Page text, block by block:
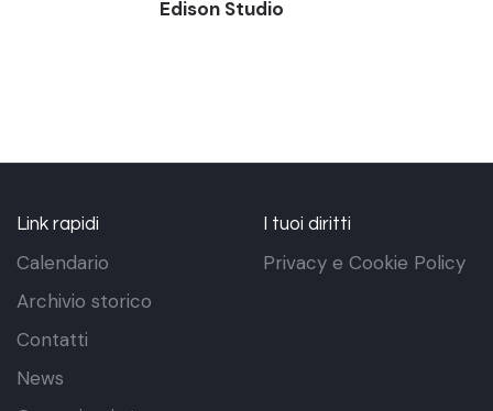
Edison Studio
Link rapidi
Calendario
Archivio storico
Contatti
News
I tuoi diritti
Privacy e Cookie Policy